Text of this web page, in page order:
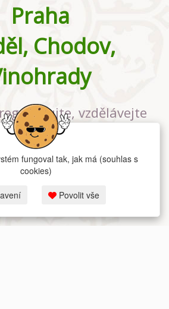
Praha
Chodov,
vzdělávejte
jógovém studiu v
Praze
fungoval tak, jak má (souhlas s
cookies)
Povolit vše